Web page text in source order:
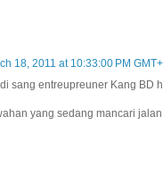
18, 2011 at 10:33:00 PM
sang entreupreuner Kang BD
yang sedang mancari